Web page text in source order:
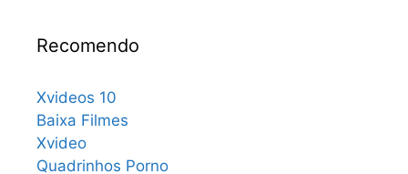
Recomendo
Xvideos 10
Baixa Filmes
Xvideo
Quadrinhos Porno